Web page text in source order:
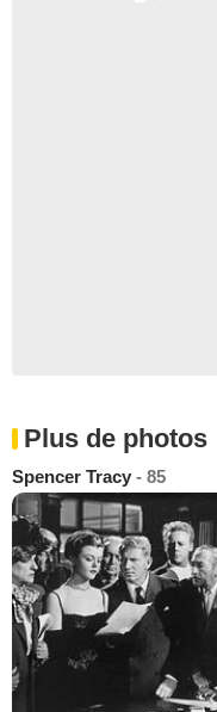
Plus de photos
Spencer Tracy - 85